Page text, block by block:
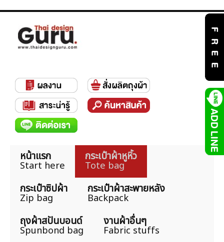
หน้าแรก
Start here
กระเป๋าผ้าหูหิ้ว
Tote bag
กระเป๋าซิปผ้า
Zip bag
กระเป๋าผ้าสะพายหลัง
Backpack
ถุงผ้าสปันบอนด์
Spunbond bag
งานผ้าอื่นๆ
Fabric stuffs